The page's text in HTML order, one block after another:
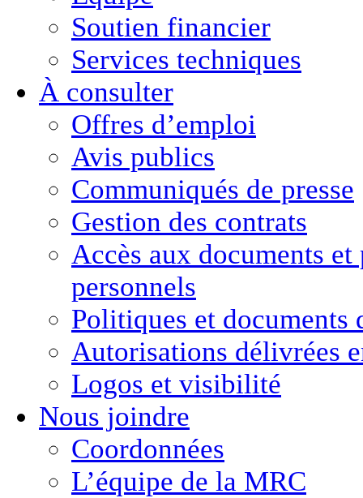
Soutien financier
Services techniques
À consulter
Offres d’emploi
Avis publics
Communiqués de presse
Gestion des contrats
Accès aux documents et
personnels
Politiques et documents
Autorisations délivrées
Logos et visibilité
Nous joindre
Coordonnées
L’équipe de la MRC